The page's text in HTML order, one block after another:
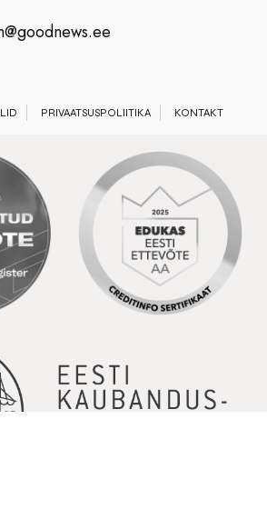
PRIVAATSUSPOLIITIKA KONTAKT